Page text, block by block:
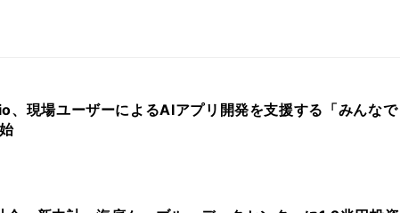
現場ユーザーによるAIアプリ開発を支援する「みんなで